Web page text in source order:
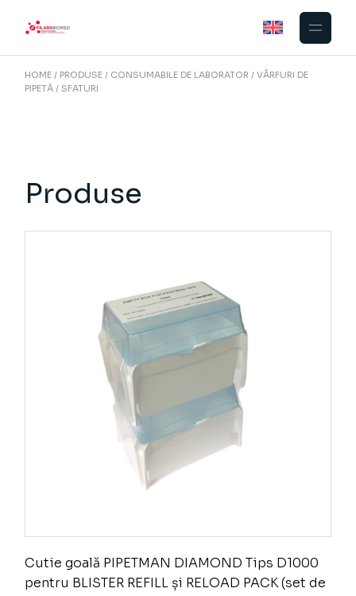
HOME PRODUSE CONSUMABILE DE LABORATOR
VÂRFURI DE
PIPETĂ
SFATURI
Produse
Cutie goală PIPETMAN DIAMOND Tips D1000
pentru BLISTER REFILL și RELOAD PACK (set de